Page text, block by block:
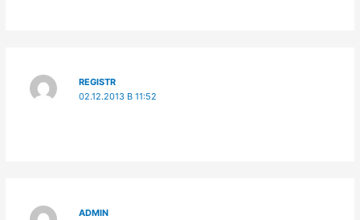
REGISTR
02.12.2013 В 11:52
ADMIN